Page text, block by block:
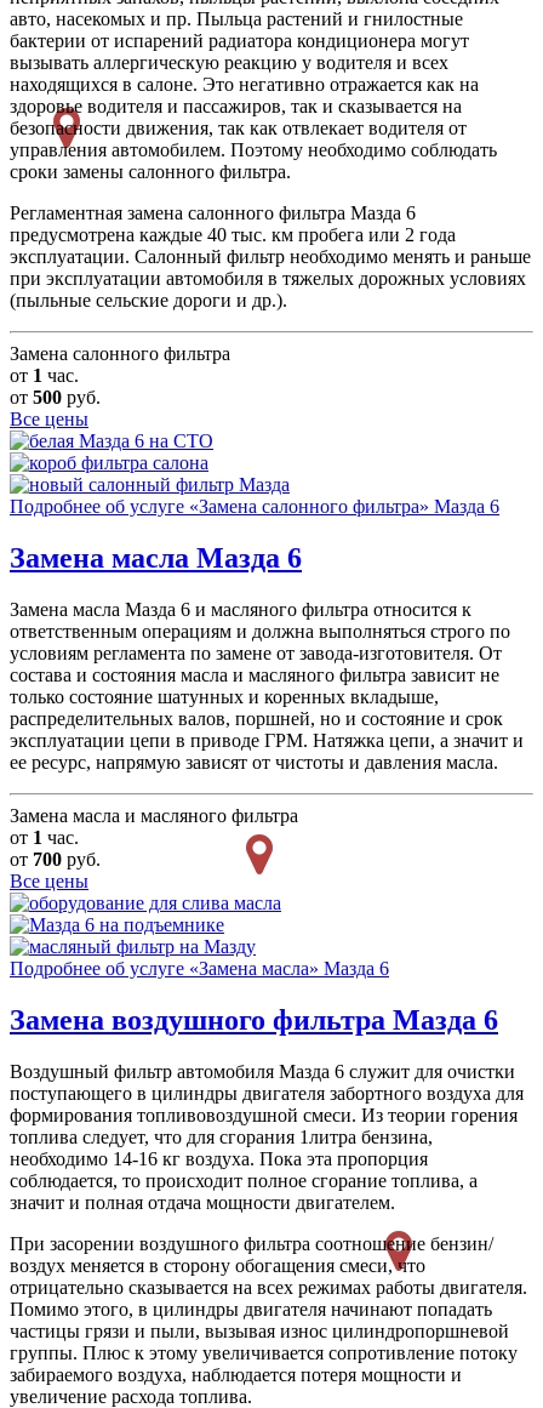
авто, насекомых и пр. Пыльца растений и гнилостные
бактерии от испарений радиатора кондиционера могут
вызывать аллергическую реакцию у водителя и всех
находящихся в салоне. Это негативно отражается как на
здоровье водителя и пассажиров, так и сказывается на
безопасности движения, так как отвлекает водителя от
управления автомобилем. Поэтому необходимо соблюдать
сроки замены салонного фильтра.
Регламентная замена салонного фильтра Мазда 6
предусмотрена каждые 40 тыс. км пробега или 2 года
эксплуатации. Салонный фильтр необходимо менять и раньше
при эксплуатации автомобиля в тяжелых дорожных условиях
(пыльные сельские дороги и др.).
Замена салонного фильтра
от 1 час.
от 500 руб.
Все цены
Подробнее об услуге «Замена салонного фильтра» Мазда 6
Замена масла Мазда 6
Замена масла Мазда 6 и масляного фильтра относится к
ответственным операциям и должна выполняться строго по
условиям регламента по замене от завода-изготовителя. От
состава и состояния масла и масляного фильтра зависит не
только состояние шатунных и коренных вкладыше,
распределительных валов, поршней, но и состояние и срок
эксплуатации цепи в приводе ГРМ. Натяжка цепи, а значит и
ее ресурс, напрямую зависят от чистоты и давления масла.
Замена масла и масляного фильтра
от 1 час.
от 700 руб.
Все цены
Подробнее об услуге «Замена масла» Мазда 6
Замена воздушного фильтра Мазда 6
Воздушный фильтр автомобиля Мазда 6 служит для очистки
поступающего в цилиндры двигателя забортного воздуха для
формирования топливовоздушной смеси. Из теории горения
топлива следует, что для сгорания 1литра бензина,
необходимо 14-16 кг воздуха. Пока эта пропорция
соблюдается, то происходит полное сгорание топлива, а
значит и полная отдача мощности двигателем.
При засорении воздушного фильтра соотношение бензин/
воздух меняется в сторону обогащения смеси, что
отрицательно сказывается на всех режимах работы двигателя.
Помимо этого, в цилиндры двигателя начинают попадать
частицы грязи и пыли, вызывая износ цилиндропоршневой
группы. Плюс к этому увеличивается сопротивление потоку
забираемого воздуха, наблюдается потеря мощности и
увеличение расхода топлива.